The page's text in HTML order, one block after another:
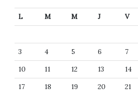
L M M J V
3
4 5 6 7
10
11 12 13 14
17
18 19 20 21